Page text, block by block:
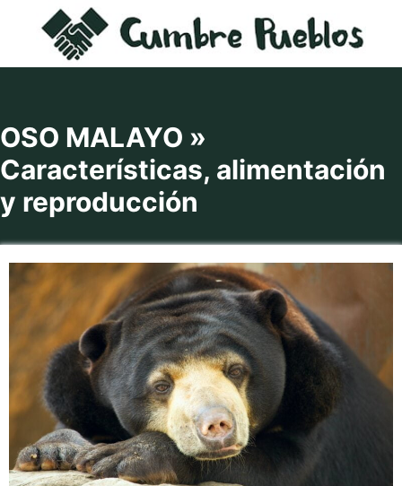
contenido
OSO MALAYO »
Características, alimentación
y reproducción